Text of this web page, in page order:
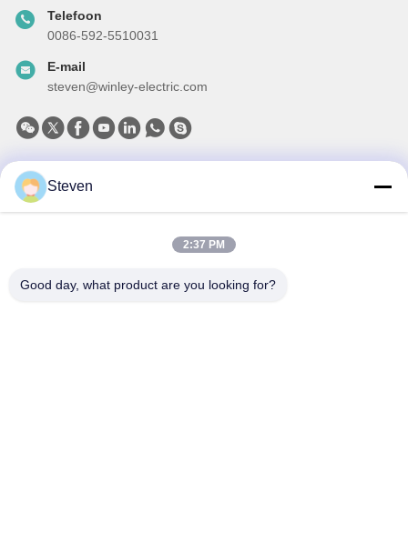
Telefoon
0086-592-5510031
E-mail
steven@winley-electric.com
Onze Nieuwsbrief
Abonneer u op onze nieuwsbrief voor kortingen en meer.
Steven
2:37 PM
Good day, what product are you looking for?